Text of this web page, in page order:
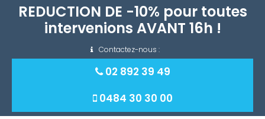
Contactez-nous :
02 892 39 49
0484 30 30 00